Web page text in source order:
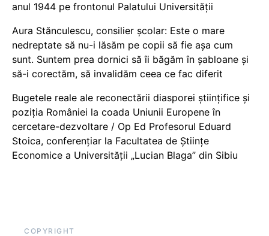
anul 1944 pe frontonul Palatului Universității
Aura Stănculescu, consilier școlar: Este o mare
nedreptate să nu-i lăsăm pe copii să fie așa cum
sunt. Suntem prea dornici să îi băgăm în șabloane și
să-i corectăm, să invalidăm ceea ce fac diferit
Bugetele reale ale reconectării diasporei științifice și
poziția României la coada Uniunii Europene în
cercetare-dezvoltare / Op Ed Profesorul Eduard
Stoica, conferențiar la Facultatea de Științe
Economice a Universității „Lucian Blaga” din Sibiu
COPYRIGHT